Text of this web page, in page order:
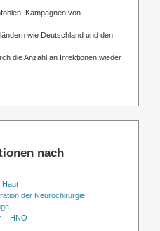
Kampagnen von
wie Deutschland und den
die Anzahl an Infektionen wieder
nach
Haut
der Neurochirurgie
– HNO